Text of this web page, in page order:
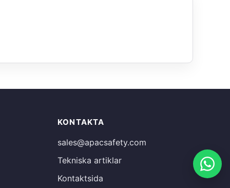
KONTAKTA
sales@apacsafety.com
Tekniska artiklar
Kontaktsida
Spanish
Finnish